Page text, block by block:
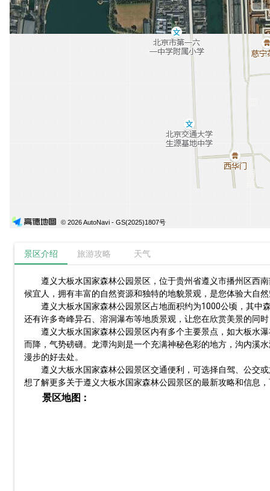
© 2026 AutoNavi - GS(2025)1807号
景区介绍 旅游攻略 天气
遵义大板水国家森林公园景区，位于贵州省遵义市播州区西
候宜人，拥有丰富的自然资源和独特的地貌景观，是您体验大自
遵义大板水国家森林公园景区占地面积约为1000公顷，其中
还有许多奇峰异石、溶洞瀑布等地质景观，让您在欣赏美景的同
遵义大板水国家森林公园景区内有多个主要景点，如大板水
而降，气势磅礴。龙潭沟则是一个充满神秘色彩的地方，沟内溪
漫步的好去处。
遵义大板水国家森林公园景区交通便利，可选择自驾、公交
想了解更多关于遵义大板水国家森林公园景区的最新攻略和信息
景区地图：